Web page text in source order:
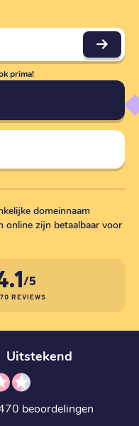
prima!
domeinnaam
zijn betaalbaar voor
/5
REVIEWS
Uitstekend
beoordelingen